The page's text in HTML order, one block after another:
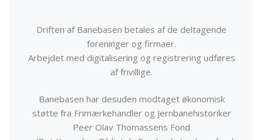
Driften af Banebasen betales af de deltagende
foreninger og firmaer.
Arbejdet med digitalisering og registrering udføres
af frivillige.
Banebasen har desuden modtaget økonomisk
støtte fra Frimærkehandler og Jernbanehistoriker
Peer Olav Thomassens Fond